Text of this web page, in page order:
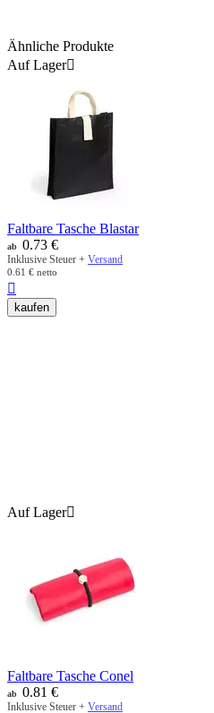
Ähnliche Produkte
Auf Lager
Faltbare Tasche Blastar
ab 0.73 €
Inklusive Steuer + Versand
0.61 € netto

kaufen
Auf Lager
Faltbare Tasche Conel
ab 0.81 €
Inklusive Steuer + Versand